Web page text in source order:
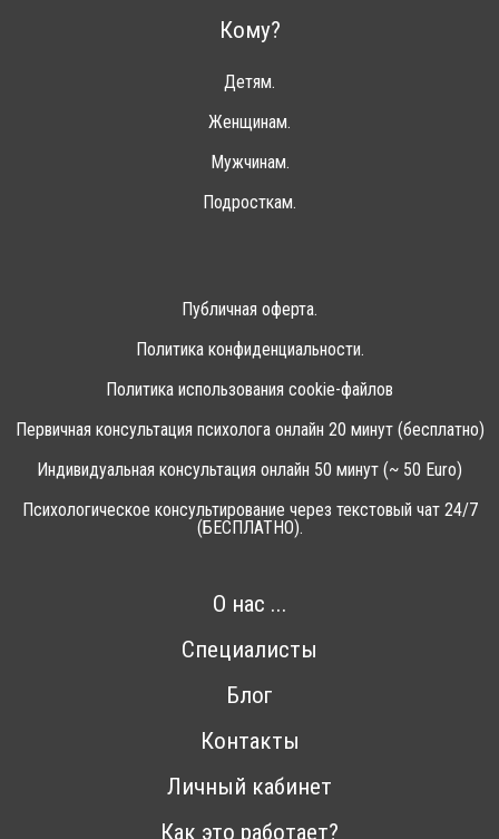
Кому?
Детям.
Женщинам.
Мужчинам.
Подросткам.
Публичная оферта.
Политика конфиденциальности.
Политика использования cookie-файлов
Первичная консультация психолога онлайн 20 минут (бесплатно)
Индивидуальная консультация онлайн 50 минут (~ 50 Euro)
Психологическое консультирование через текстовый чат 24/7
(БЕСПЛАТНО).
О нас ...
Специалисты
Блог
Контакты
Личный кабинет
Как это работает?